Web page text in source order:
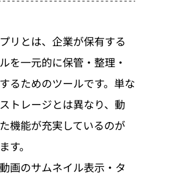
リとは、企業が保有する
を一元的に保管・整理・
るためのツールです。単な
トレージとは異なり、動
機能が充実しているのが
す。
画のサムネイル表示・タ